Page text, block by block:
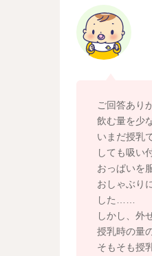
まずは吸っ
てはいかが
それでも音
談いただく
ご回答あり
飲む量を少
いまだ授乳
しても吸い
おっぱいを
おしゃぶり
した……
しかし、外
授乳時の量
そもそも授